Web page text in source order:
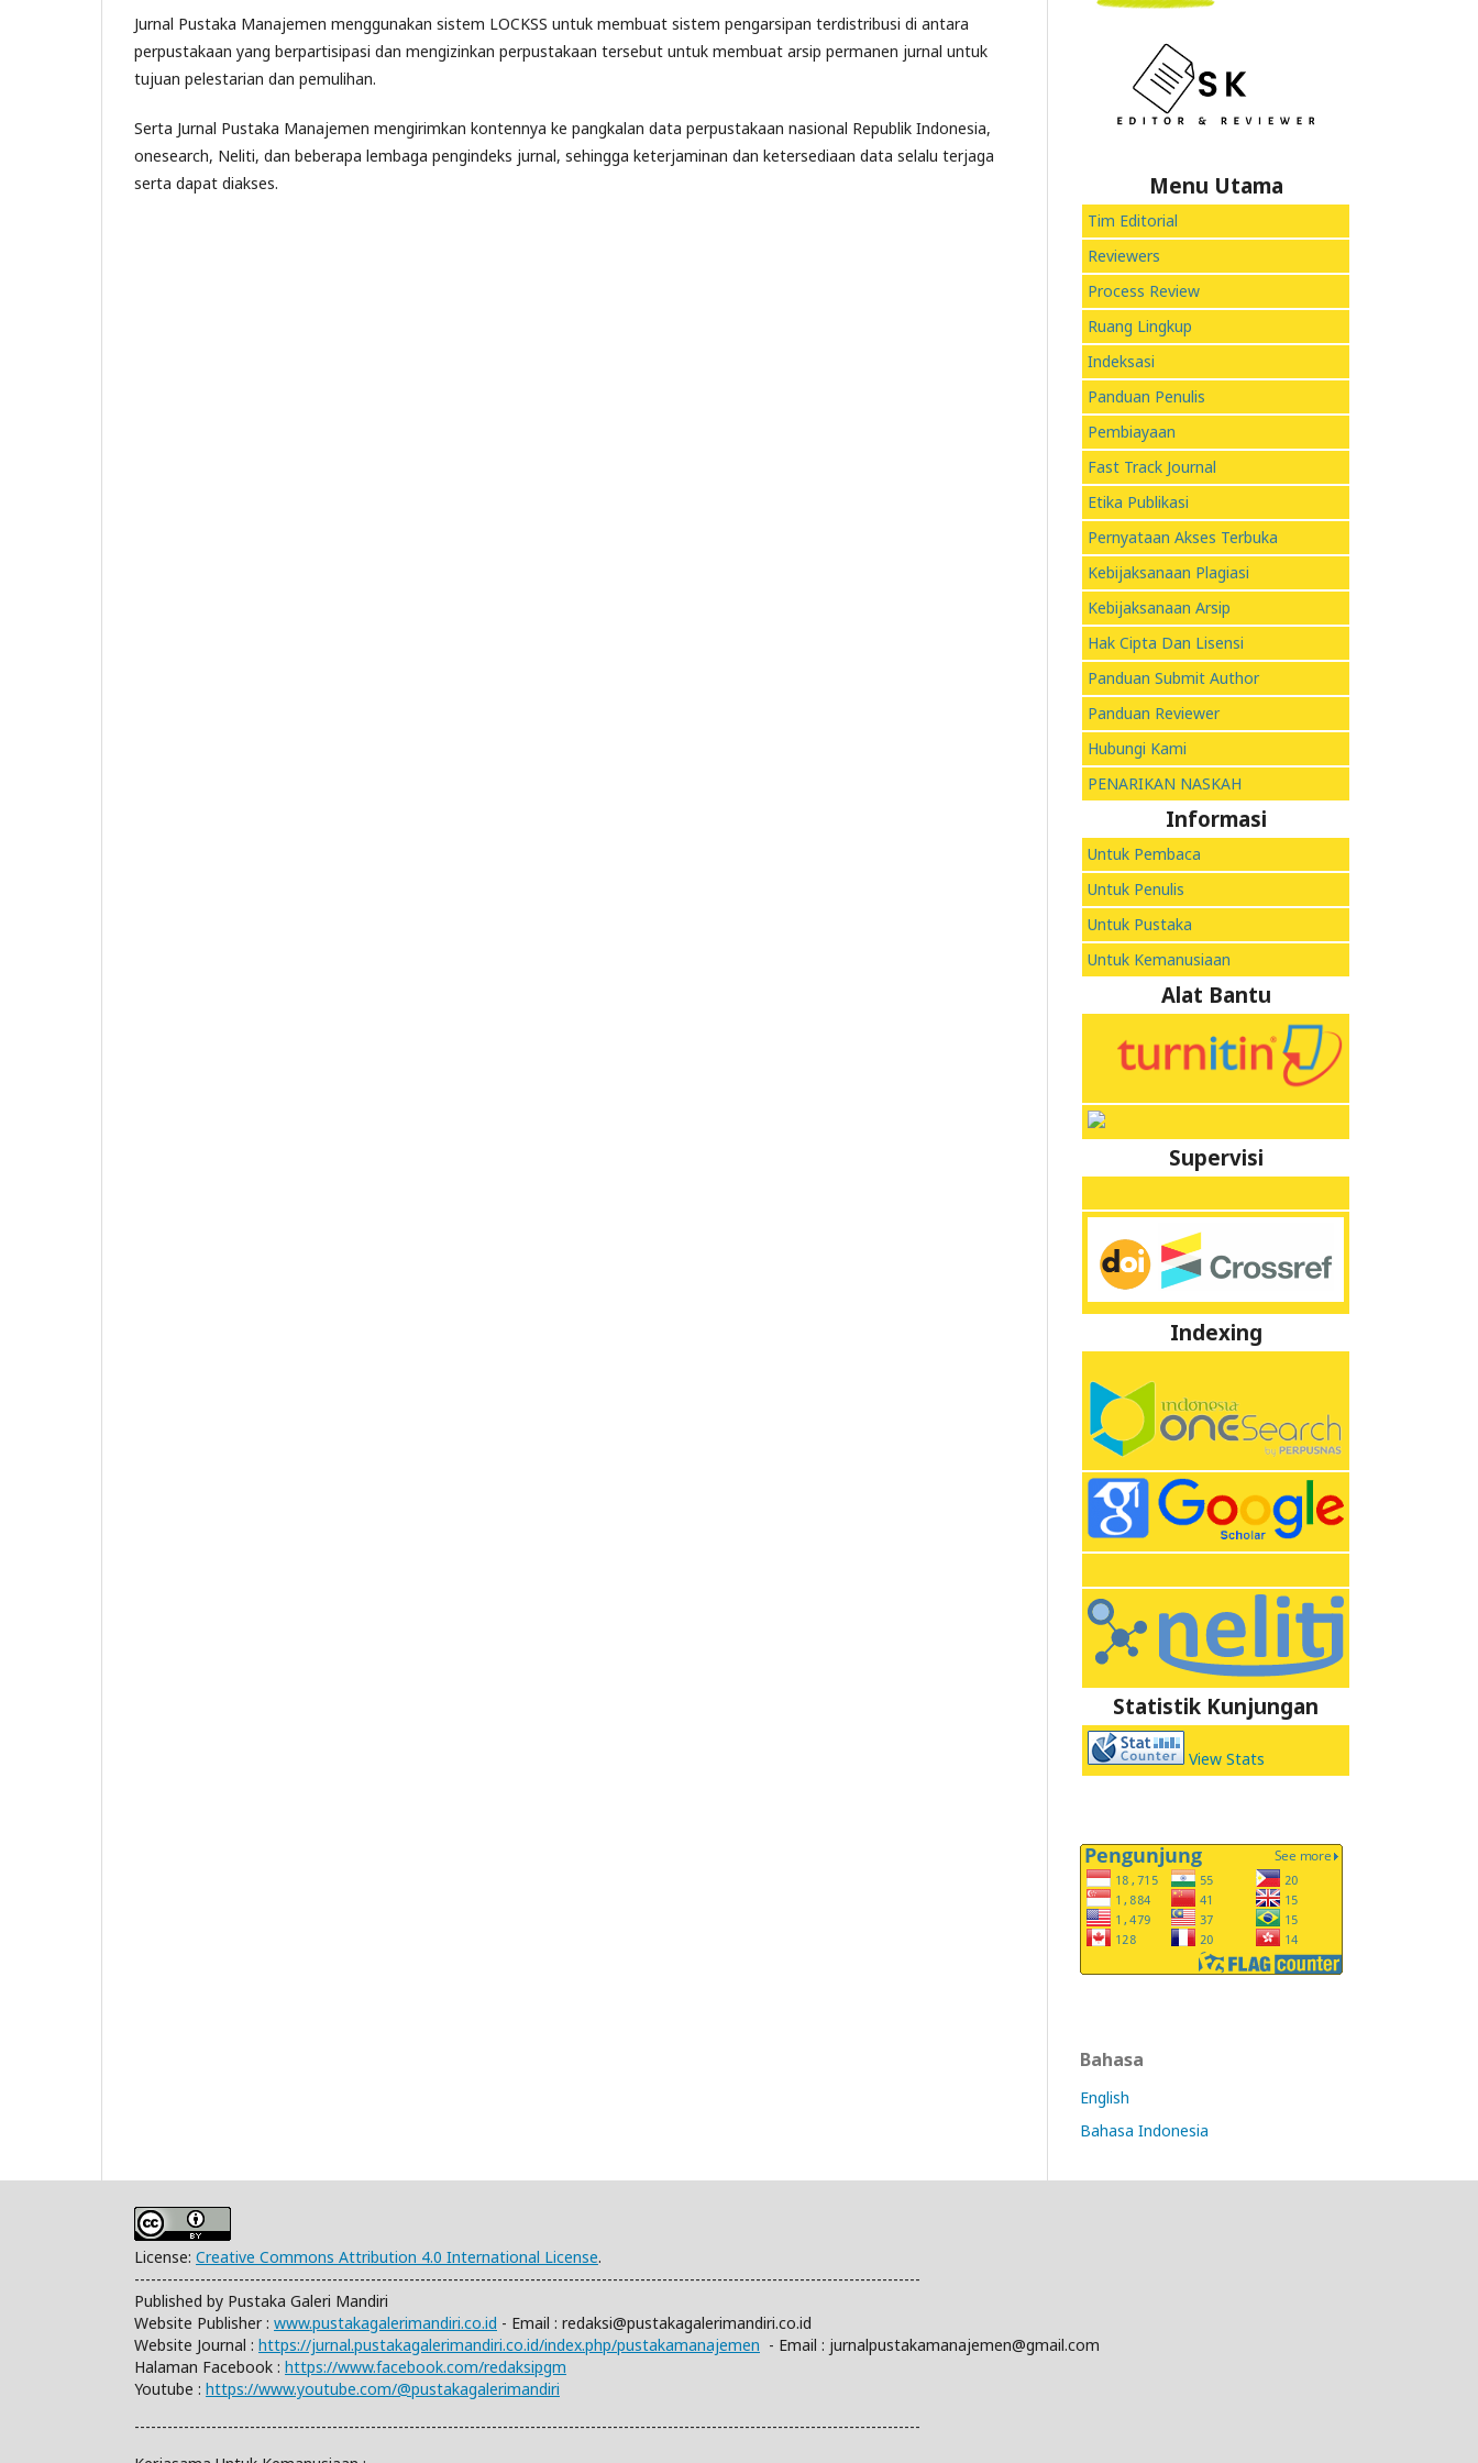
Jurnal Pustaka Manajemen menggunakan sistem LOCKSS untuk membuat sistem pengarsipan terdistribusi di antara
perpustakaan yang berpartisipasi dan mengizinkan perpustakaan tersebut untuk membuat arsip permanen jurnal untuk
tujuan pelestarian dan pemulihan.
Serta Jurnal Pustaka Manajemen mengirimkan kontennya ke pangkalan data perpustakaan nasional Republik Indonesia,
onesearch, Neliti, dan beberapa lembaga pengindeks jurnal, sehingga keterjaminan dan ketersediaan data selalu terjaga
serta dapat diakses.
Menu Utama
Tim Editorial
Reviewers
Process Review
Ruang Lingkup
Indeksasi
Panduan Penulis
Pembiayaan
Fast Track Journal
Etika Publikasi
Pernyataan Akses Terbuka
Kebijaksanaan Plagiasi
Kebijaksanaan Arsip
Hak Cipta Dan Lisensi
Panduan Submit Author
Panduan Reviewer
Hubungi Kami
PENARIKAN NASKAH
Informasi
Untuk Pembaca
Untuk Penulis
Untuk Pustaka
Untuk Kemanusiaan
Alat Bantu
Supervisi
Indexing
Statistik Kunjungan
View Stats
Bahasa
English
Bahasa Indonesia
License: Creative Commons Attribution 4.0 International License.
-----------------------------------------------------------------------------------------------------------------------------------------------
Published by Pustaka Galeri Mandiri
Website Publisher : www.pustakagalerimandiri.co.id - Email : redaksi@pustakagalerimandiri.co.id
Website Journal : https://jurnal.pustakagalerimandiri.co.id/index.php/pustakamanajemen - Email : jurnalpustakamanajemen@gmail.com
Halaman Facebook : https://www.facebook.com/redaksipgm
Youtube : https://www.youtube.com/@pustakagalerimandiri
-----------------------------------------------------------------------------------------------------------------------------------------------